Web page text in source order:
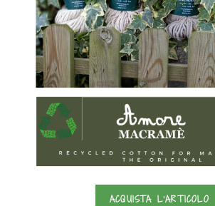
ACQUISTA L'ARTICOLO